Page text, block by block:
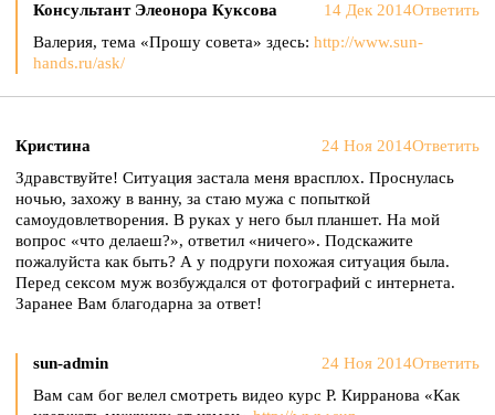
Консультант Элеонора Куксова 14 Дек 2014Ответить
Валерия, тема «Прошу совета» здесь: http://www.sun-
hands.ru/ask/
Кристина 24 Ноя 2014Ответить
Здравствуйте! Ситуация застала меня врасплох. Проснулась
ночью, захожу в ванну, за стаю мужа с попыткой
самоудовлетворения. В руках у него был планшет. На мой
вопрос «что делаеш?», ответил «ничего». Подскажите
пожалуйста как быть? А у подруги похожая ситуация была.
Перед сексом муж возбуждался от фотографий с интернета.
Заранее Вам благодарна за ответ!
sun-admin 24 Ноя 2014Ответить
Вам сам бог велел смотреть видео курс Р. Кирранова «Как